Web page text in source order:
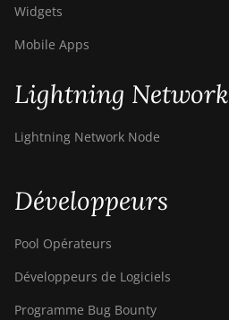
Widgets
Mobile Apps
Lightning Network
Lightning Network Node
Développeurs
Pool Opérateurs
Développeurs de Logiciels
Programme Bug Bounty